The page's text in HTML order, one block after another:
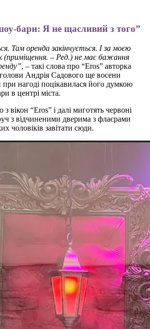
бари: Я не щасливий з того”
Там оренда закінчується. І за моєю
(приміщення. – Ред.) не має бажання
, – такі слова про “Еros” авторка
голови Андрія Садового ще восени
нагоді поцікавилася його думкою
в центрі міста.
вікон “Eros” і далі миготять червоні
з відчиненими дверима з флаєрами
чоловіків завітати сюди.